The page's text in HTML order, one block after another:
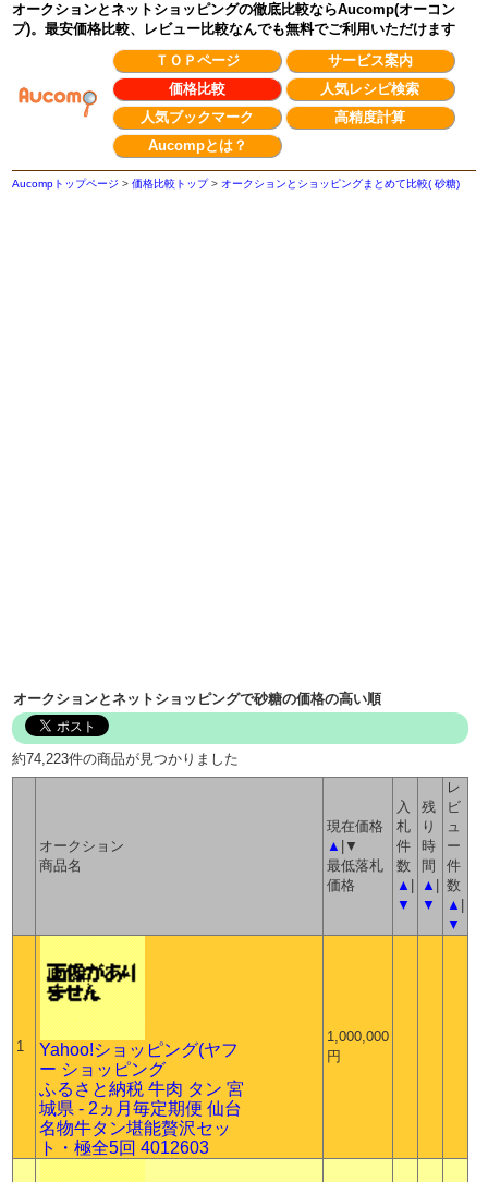
オークションとネットショッピングの徹底比較ならAucomp(オーコン
プ)。最安価格比較、レビュー比較なんでも無料でご利用いただけます
ＴＯＰページ
サービス案内
価格比較
人気レシピ検索
人気ブックマーク
高精度計算
Aucompとは？
Aucompトップページ >価格比較トップ> オークションとショッピングまとめて比較( 砂糖)
オークションとネットショッピングで砂糖の価格の高い順
約74,223件の商品が見つかりました
オークション
商品名
現在価格
▲ |▼
最低落札
価格
入
札
件
数
▲ |
▼
残
り
時
間
▲ |
▼
レ
ビ
ュ
ー
件
数
▲ |
▼
1
Yahoo!ショッピング(ヤフ
ー ショッピング
ふるさと納税 牛肉 タン 宮
城県 - 2ヵ月毎定期便 仙台
名物牛タン堪能贅沢セッ
ト・極全5回 4012603
1,000,000
円